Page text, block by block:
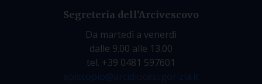
Segreteria dell’Arcivescovo
Da martedì a venerdì
dalle 9.00 alle 13.00
tel. +39 0481 597601
episcopio@arcidiocesi.gorizia.it